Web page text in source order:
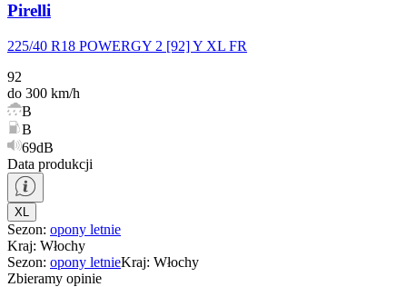
Pirelli
225/40 R18 POWERGY 2 [92] Y XL FR
92
do 300 km/h
B
B
69dB
Data produkcji
XL
Sezon: opony letnie
Kraj: Włochy
Sezon: opony letnieKraj: Włochy
Zbieramy opinie